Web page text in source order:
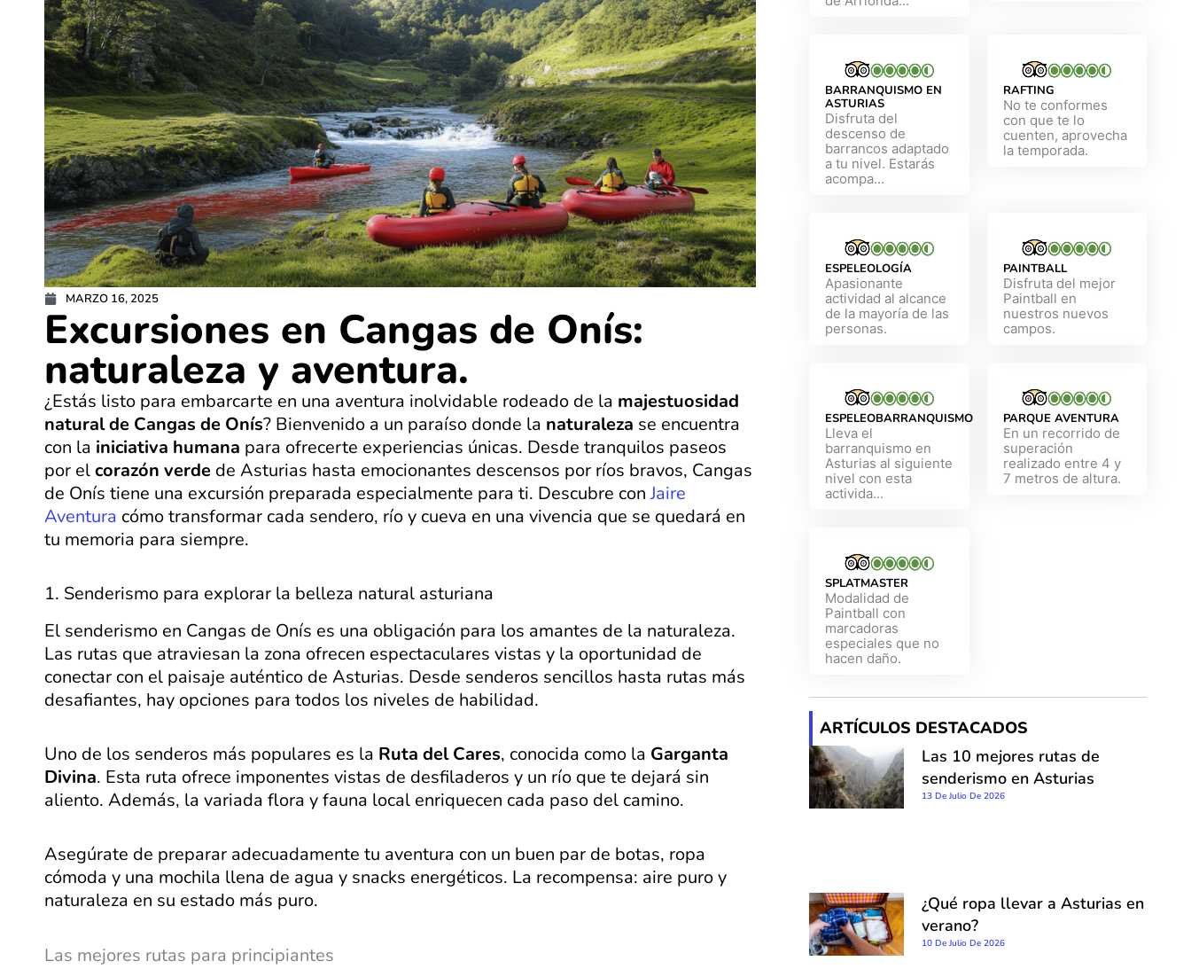
MARZO 16, 2025
Excursiones en Cangas de Onís:
naturaleza y aventura.
¿Estás listo para embarcarte en una aventura inolvidable rodeado de la majestuosidad
natural de Cangas de Onís? Bienvenido a un paraíso donde la naturaleza se encuentra
con la iniciativa humana para ofrecerte experiencias únicas. Desde tranquilos paseos
por elcorazón verde de Asturias hasta emocionantes descensos por ríos bravos, Cangas
de Onís tiene una excursión preparada especialmente para ti. Descubre conJaire
Aventura cómo transformar cada sendero, río y cueva en una vivencia que se quedará en
tu memoria para siempre.
1. Senderismo para explorar la belleza natural asturiana
El senderismo en Cangas de Onís es una obligación para los amantes de la naturaleza.
Las rutas que atraviesan la zona ofrecen espectaculares vistas y la oportunidad de
conectar con el paisaje auténtico de Asturias. Desde senderos sencillos hasta rutas más
desafiantes, hay opciones para todos los niveles de habilidad.
Uno de los senderos más populares es la Ruta del Cares, conocida como la Garganta
Divina. Esta ruta ofrece imponentes vistas de desfiladeros y un río que te dejará sin
aliento. Además, la variada flora y fauna local enriquecen cada paso del camino.
Asegúrate de preparar adecuadamente tu aventura con un buen par de botas, ropa
cómoda y una mochila llena de agua y snacks energéticos. La recompensa: aire puro y
naturaleza en su estado más puro.
Las mejores rutas para principiantes
BARRANQUISMO EN
ASTURIAS
Disfruta del
descenso de
barrancos adaptado
a tu nivel. Estarás
acompa...
RAFTING
No te conformes
con que te lo
cuenten, aprovecha
la temporada.
ESPELEOLOGÍA
Apasionante
actividad al alcance
de la mayoría de las
personas.
PAINTBALL
Disfruta del mejor
Paintball en
nuestros nuevos
campos.
ESPELEOBARRANQUISMO
Lleva el
barranquismo en
Asturias al siguiente
nivel con esta
activida...
PARQUE AVENTURA
En un recorrido de
superación
realizado entre 4 y
7 metros de altura.
SPLATMASTER
Modalidad de
Paintball con
marcadoras
especiales que no
hacen daño.
ARTÍCULOS DESTACADOS
Las 10 mejores rutas de
senderismo en Asturias
13 De Julio De 2026
¿Qué ropa llevar a Asturias en
verano?
10 De Julio De 2026